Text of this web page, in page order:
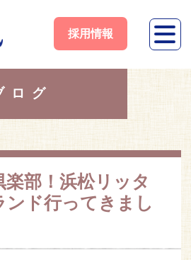
採用情報
ログ
部！浜松リッタ
ンド行ってきまし